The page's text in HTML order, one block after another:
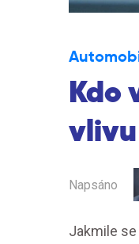
Kdo
Napsáno
Jakmile